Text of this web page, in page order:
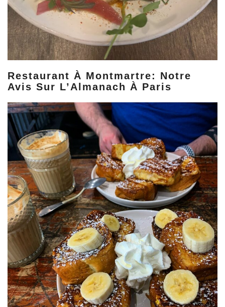
Restaurant À Montmartre: Notre
Avis Sur L’Almanach À Paris